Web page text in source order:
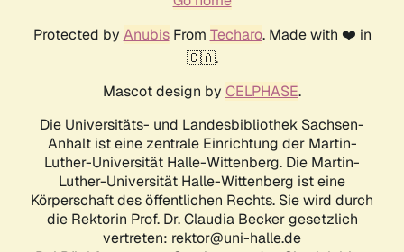
Protected by AnubisFrom Techaro. Made with ❤️ in
🇨🇦.
Mascot design by CELPHASE.
Die Universitäts- und Landesbibliothek Sachsen-
Anhalt ist eine zentrale Einrichtung der Martin-
Luther-Universität Halle-Wittenberg. Die Martin-
Luther-Universität Halle-Wittenberg ist eine
Körperschaft des öffentlichen Rechts. Sie wird durch
die Rektorin Prof. Dr. Claudia Becker gesetzlich
vertreten: rektor@uni-halle.de